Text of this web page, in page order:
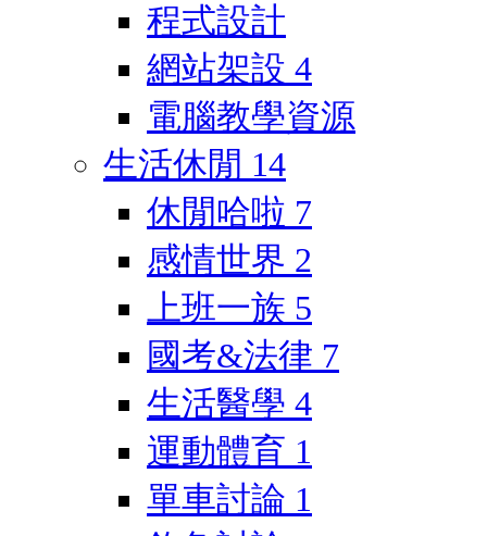
程式設計
網站架設 4
電腦教學資源
生活休閒 14
休閒哈啦 7
感情世界 2
上班一族 5
國考&法律 7
生活醫學 4
運動體育 1
單車討論 1